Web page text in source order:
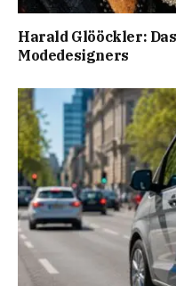
Harald Glööckler:
Modedesigners